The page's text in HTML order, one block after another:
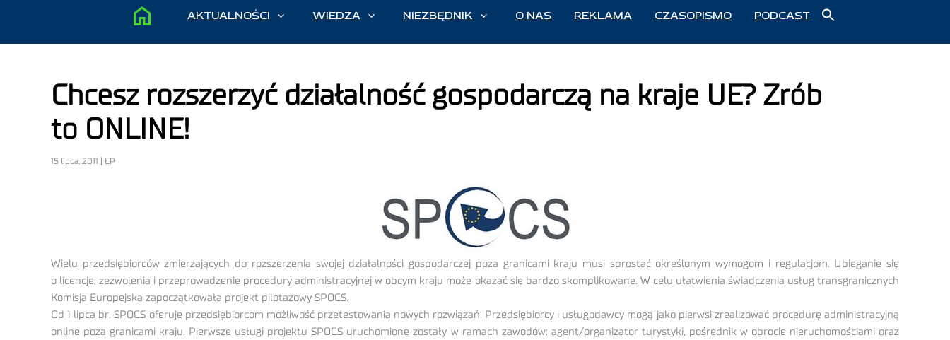
AKTUALNOŚCI WIEDZA NIEZBĘDNIK O NAS REKLAMA CZASOPISMO PODCAST
Chcesz rozszerzyć działalność gospodarczą na kraje UE? Zrób
to ONLINE!
15 lipca, 2011 | ŁP
Wielu przedsiębiorców zmierzających do rozszerzenia swojej działalności gospodarczej poza granicami kraju musi sprostać określonym wymogom i regulacjom. Ubieganie się
o licencje, zezwolenia i przeprowadzenie procedury administracyjnej w obcym kraju może okazać się bardzo skomplikowane. W celu ułatwienia świadczenia usług transgranicznych
Komisja Europejska zapoczątkowała projekt pilotażowy SPOCS.
Od 1 lipca br. SPOCS oferuje przedsiębiorcom możliwość przetestowania nowych rozwiązań. Przedsiębiorcy i usługodawcy mogą jako pierwsi zrealizować procedurę administracyjną
online poza granicami kraju. Pierwsze usługi projektu SPOCS uruchomione zostały w ramach zawodów: agent/organizator turystyki, pośrednik w obrocie nieruchomościami oraz